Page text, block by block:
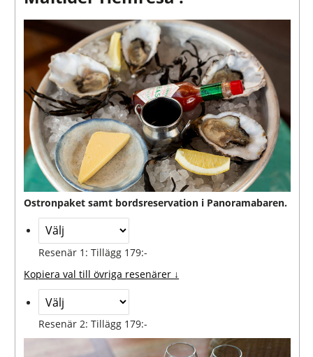
Ostronpaket samt bordsreservation i Panoramabaren.
Resenär 1: Tillägg 179:-
Kopiera val till övriga resenärer ↓
Resenär 2: Tillägg 179:-